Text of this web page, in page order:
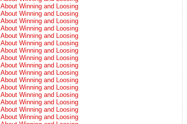
About Winning and Loosing
About Winning and Loosing
About Winning and Loosing
About Winning and Loosing
About Winning and Loosing
About Winning and Loosing
About Winning and Loosing
About Winning and Loosing
About Winning and Loosing
About Winning and Loosing
About Winning and Loosing
About Winning and Loosing
About Winning and Loosing
About Winning and Loosing
About Winning and Loosing
About Winning and Loosing